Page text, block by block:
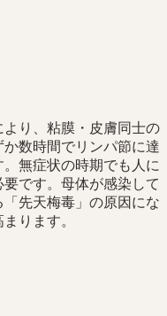
り、粘膜・皮膚同士の
数時間でリンパ節に達
無症状の時期でも人に
です。母体が感染して
先天梅毒」の原因にな
ります。